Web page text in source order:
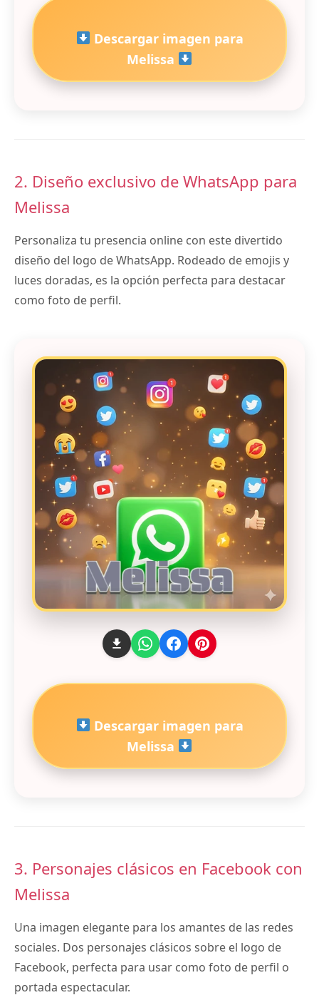
Descargar imagen para
Melissa
2. Diseño exclusivo de WhatsApp para
Melissa
Personaliza tu presencia online con este divertido
diseño del logo de WhatsApp. Rodeado de emojis y
luces doradas, es la opción perfecta para destacar
como foto de perfil.
Descargar imagen para
Melissa
3. Personajes clásicos en Facebook con
Melissa
Una imagen elegante para los amantes de las redes
sociales. Dos personajes clásicos sobre el logo de
Facebook, perfecta para usar como foto de perfil o
portada espectacular.